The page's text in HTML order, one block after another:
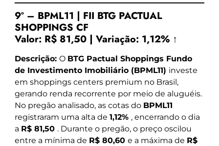
9º – BPML11 | FII BTG PACTUAL
SHOPPINGS CF
Valor: R$ 81,50 | Variação: 1,12% ↑
Descrição: O BTG Pactual Shoppings Fundo
de Investimento Imobiliário (BPML11) investe
em shoppings centers premium no Brasil,
gerando renda recorrente por meio de aluguéis.
No pregão analisado, as cotas do BPML11
registraram uma alta de 1,12% , encerrando o dia
a R$ 81,50 . Durante o pregão, o preço oscilou
entre a mínima de R$ 80,60 e a máxima de R$